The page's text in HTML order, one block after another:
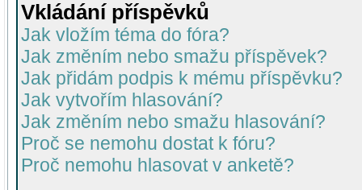
Vkládání příspěvků
Jak vložím téma do fóra?
Jak změním nebo smažu příspěvek?
Jak přidám podpis k mému příspěvku?
Jak vytvořím hlasování?
Jak změním nebo smažu hlasování?
Proč se nemohu dostat k fóru?
Proč nemohu hlasovat v anketě?